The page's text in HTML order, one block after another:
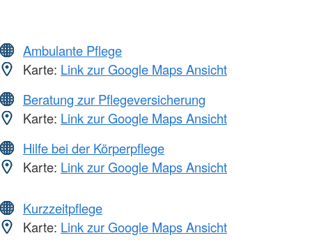
Ambulante Pflege
Karte: Link zur Google Maps Ansicht
Beratung zur Pflegeversicherung
Karte: Link zur Google Maps Ansicht
Hilfe bei der Körperpflege
Karte: Link zur Google Maps Ansicht
Kurzzeitpflege
Karte: Link zur Google Maps Ansicht